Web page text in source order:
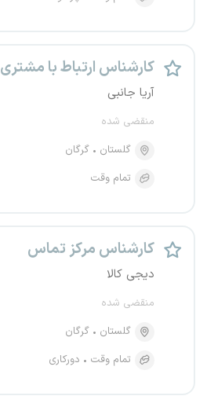
کارشناس ارتباط با مشتری
آریا جانبی
منقضی شده
گلستان
گرگان
تمام وقت
کارشناس مرکز تماس
دیجی کالا
منقضی شده
گلستان
گرگان
تمام وقت
دورکاری